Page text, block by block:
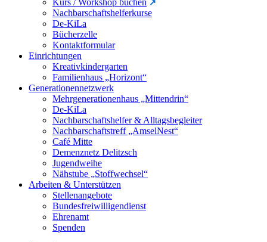
Kurs / Workshop buchen
Nachbarschaftshelferkurse
De-KiLa
Bücherzelle
Kontaktformular
Einrichtungen
Kreativkindergarten
Familienhaus „Horizont“
Generationennetzwerk
Mehrgenerationenhaus „Mittendrin“
De-KiLa
Nachbarschaftshelfer & Alltagsbegleiter
Nachbarschaftstreff „AmselNest“
Café Mitte
Demenznetz Delitzsch
Jugendweihe
Nähstube „Stoffwechsel“
Arbeiten & Unterstützen
Stellenangebote
Bundesfreiwilligendienst
Ehrenamt
Spenden